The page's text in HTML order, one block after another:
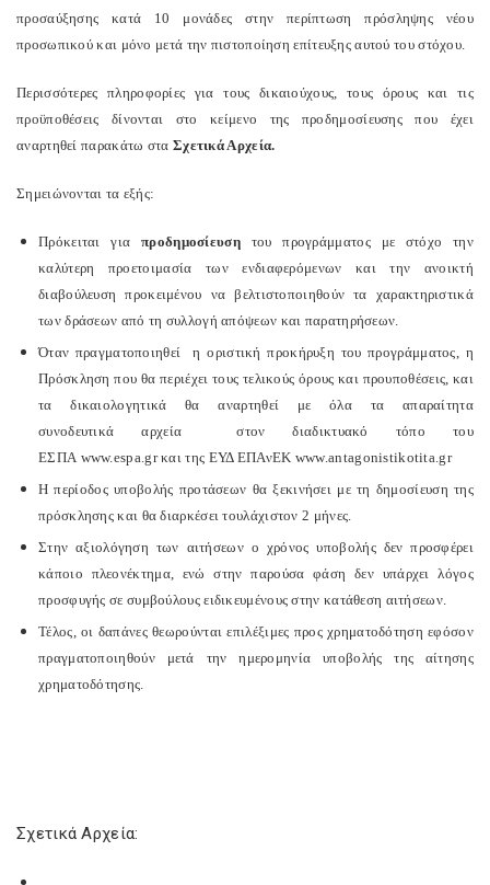
προσαύξησης κατά 10 μονάδες στην περίπτωση πρόσληψης νέου
προσωπικού και μόνο μετά την πιστοποίηση επίτευξης αυτού του στόχου.
Περισσότερες πληροφορίες για τους δικαιούχους, τους όρους και τις
προϋποθέσεις δίνονται στο κείμενο της προδημοσίευσης που έχει
αναρτηθεί παρακάτω στα Σχετικά Αρχεία.
Σημειώνονται τα εξής:
Πρόκειται γιαπροδημοσίευσητου προγράμματος με στόχο την
καλύτερη προετοιμασία των ενδιαφερόμενων και την ανοικτή
διαβούλευση προκειμένου να βελτιστοποιηθούν τα χαρακτηριστικά
των δράσεων από τη συλλογή απόψεων και παρατηρήσεων.
Όταν πραγματοποιηθεί η οριστική προκήρυξη του προγράμματος, η
Πρόσκληση που θα περιέχει τους τελικούς όρους και προυποθέσεις, και
τα δικαιολογητικά θα αναρτηθεί με όλα τα απαραίτητα
συνοδευτικά αρχεία στον διαδικτυακό τόπο του
ΕΣΠΑ www.espa.gr και της ΕΥΔ ΕΠΑνΕΚ www.antagonistikotita.gr
Η περίοδος υποβολής προτάσεων θα ξεκινήσει με τη δημοσίευση της
πρόσκλησης και θα διαρκέσει τουλάχιστον 2 μήνες.
Στην αξιολόγηση των αιτήσεων ο χρόνος υποβολής δεν προσφέρει
κάποιο πλεονέκτημα, ενώ στην παρούσα φάση δεν υπάρχει λόγος
προσφυγής σε συμβούλους ειδικευμένους στην κατάθεση αιτήσεων.
Τέλος, οι δαπάνες θεωρούνται επιλέξιμες προς χρηματοδότηση εφόσον
πραγματοποιηθούν μετά την ημερομηνία υποβολής της αίτησης
χρηματοδότησης.
Σχετικά Αρχεία: